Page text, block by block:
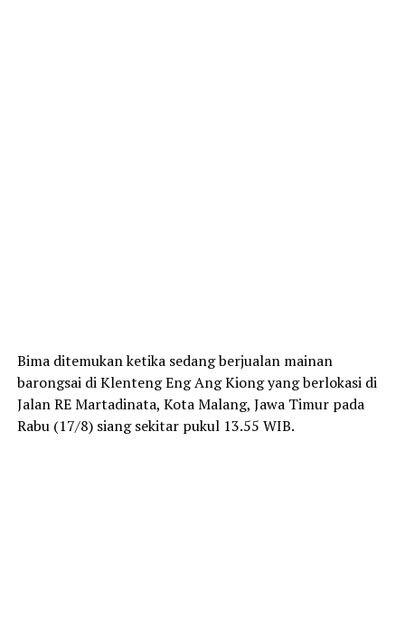
Bima ditemukan ketika sedang berjualan mainan
barongsai di Klenteng Eng Ang Kiong yang berlokasi di
Jalan RE Martadinata, Kota Malang, Jawa Timur pada
Rabu (17/8) siang sekitar pukul 13.55 WIB.